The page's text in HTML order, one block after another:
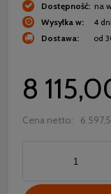
Dostępność: na
Wysyłka w:
4 dni
Dostawa:
od
Cena nie zawiera
8
Cena netto: 6